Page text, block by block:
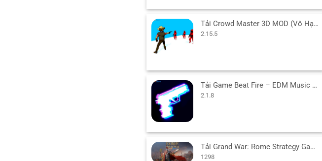
Tải Crowd Master 3D MOD (Vô Hạn Tiền) v2.15.5 APK
2.15.5
Tải Game Beat Fire – EDM Music MOD (Vô Hạn Tiền) v2.1.8 APK
2.1.8
Tải Grand War: Rome Strategy Games MOD (Vô Hạn Tiền) 1298 APK
1298